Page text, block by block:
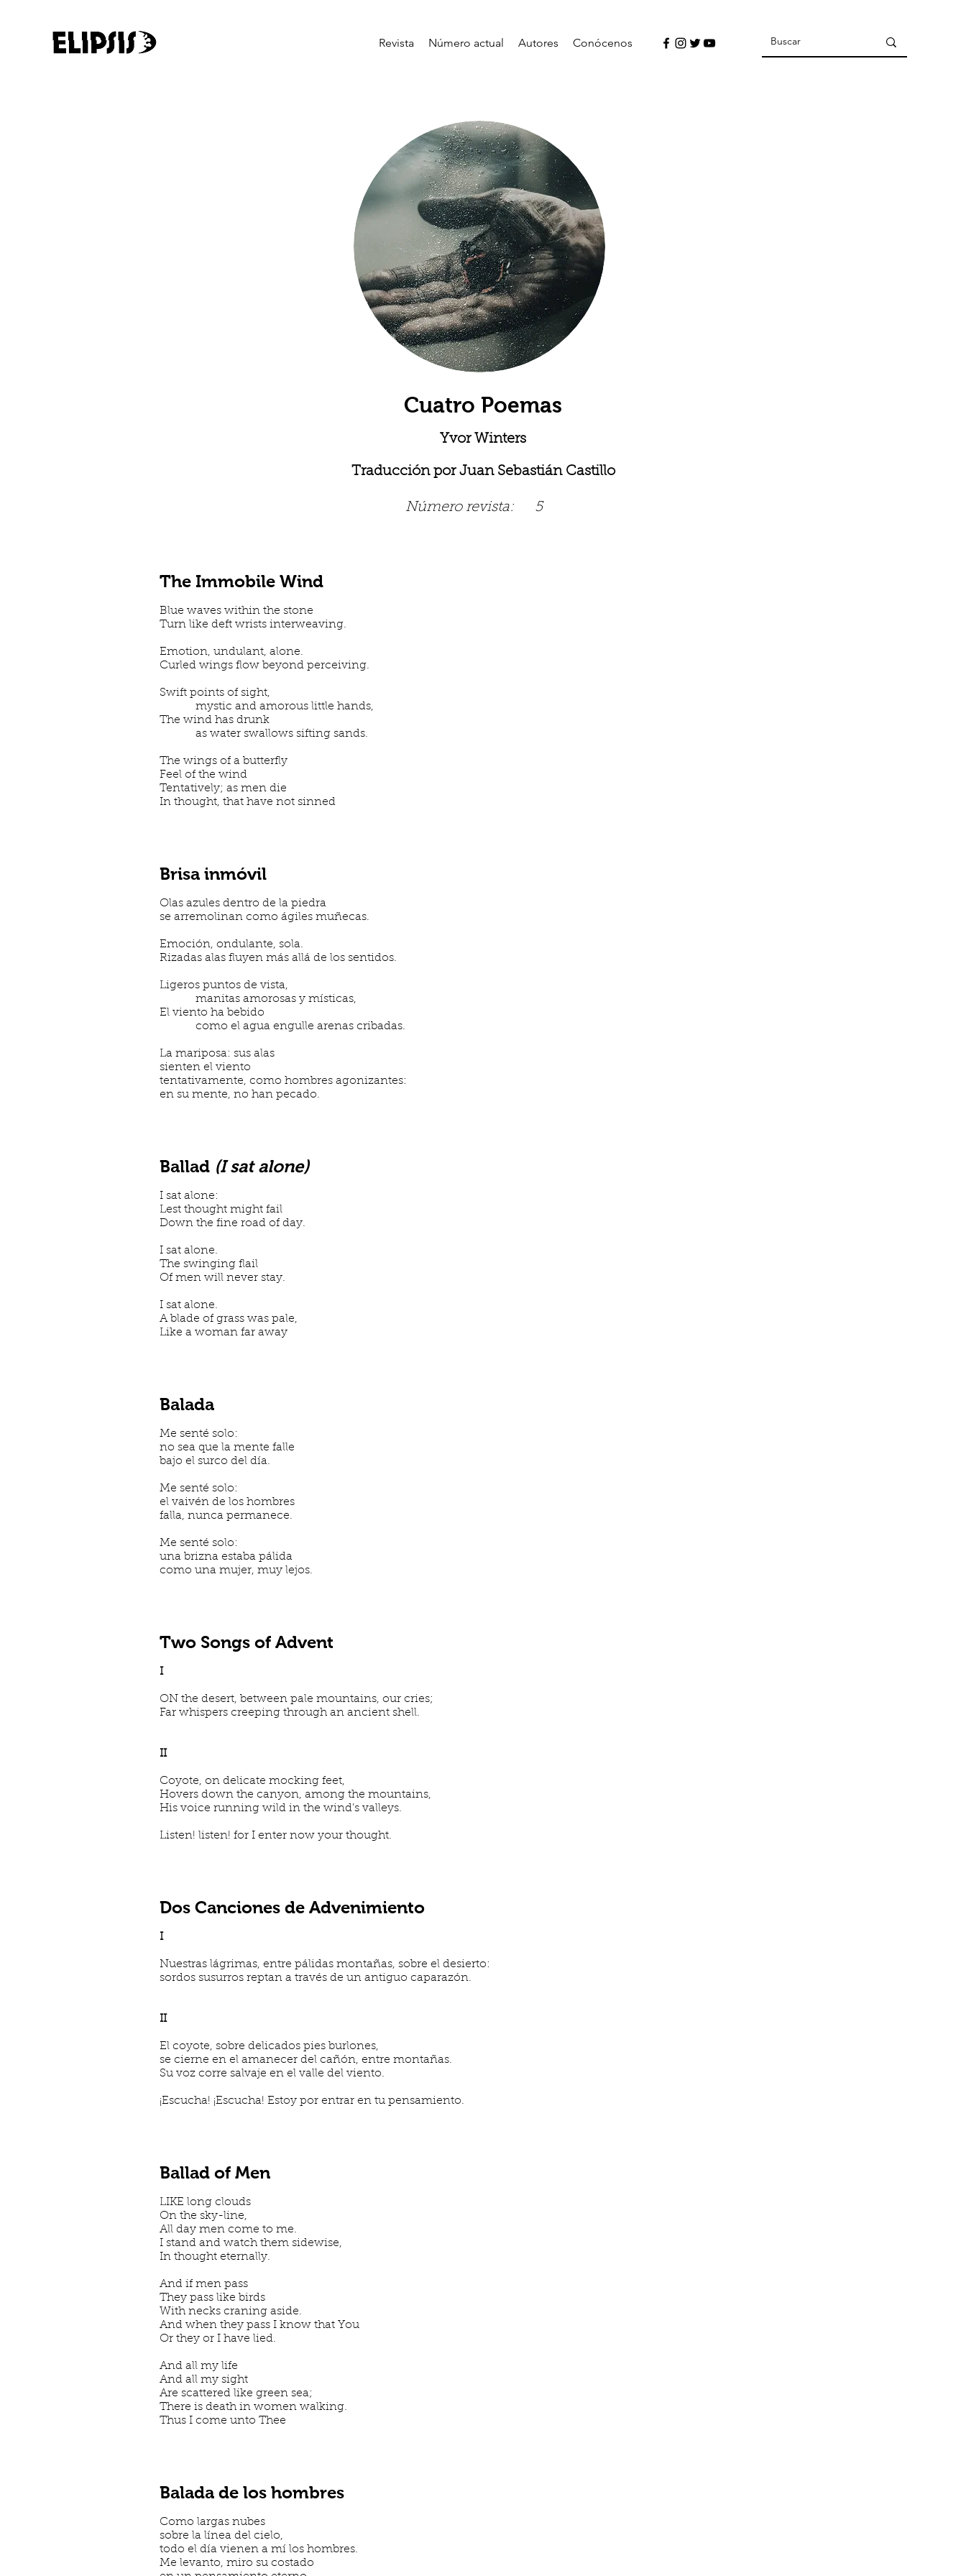
Revista Número actual Autores Conócenos
Cuatro Poemas
Yvor Winters
Traducción por Juan Sebastián Castillo
Número revista: 5
The Immobile Wind
Blue waves within the stone
Turn like deft wrists interweaving.
Emotion, undulant, alone.
Curled wings flow beyond perceiving.
Swift points of sight,
mystic and amorous little hands,
The wind has drunk
as water swallows sifting sands.
The wings of a butterfly
Feel of the wind
Tentatively; as men die
In thought, that have not sinned
Brisa inmóvil
Olas azules dentro de la piedra
se arremolinan como ágiles muñecas.
Emoción, ondulante, sola.
Rizadas alas fluyen más allá de los sentidos.
Ligeros puntos de vista,
manitas amorosas y místicas,
El viento ha bebido
como el agua engulle arenas cribadas.
La mariposa: sus alas
sienten el viento
tentativamente, como hombres agonizantes:
en su mente, no han pecado.
Ballad (I sat alone)
I sat alone:
Lest thought might fail
Down the fine road of day.
I sat alone.
The swinging flail
Of men will never stay.
I sat alone.
A blade of grass was pale,
Like a woman far away
Balada
Me senté solo:
no sea que la mente falle
bajo el surco del día.
Me senté solo:
el vaivén de los hombres
falla, nunca permanece.
Me senté solo:
una brizna estaba pálida
como una mujer, muy lejos.
Two Songs of Advent
I
ON the desert, between pale mountains, our cries;
Far whispers creeping through an ancient shell.
II
Coyote, on delicate mocking feet,
Hovers down the canyon, among the mountains,
His voice running wild in the wind’s valleys.
Listen! listen! for I enter now your thought.
Dos Canciones de Advenimiento
I
Nuestras lágrimas, entre pálidas montañas, sobre el desierto:
sordos susurros reptan a través de un antiguo caparazón.
II
El coyote, sobre delicados pies burlones,
se cierne en el amanecer del cañón, entre montañas.
Su voz corre salvaje en el valle del viento.
¡Escucha! ¡Escucha! Estoy por entrar en tu pensamiento.
Ballad of Men
LIKE long clouds
On the sky-line,
All day men come to me.
I stand and watch them sidewise,
In thought eternally.
And if men pass
They pass like birds
With necks craning aside.
And when they pass I know that You
Or they or I have lied.
And all my life
And all my sight
Are scattered like green sea;
There is death in women walking.
Thus I come unto Thee
Balada de los hombres
Como largas nubes
sobre la línea del cielo,
todo el día vienen a mí los hombres.
Me levanto, miro su costado